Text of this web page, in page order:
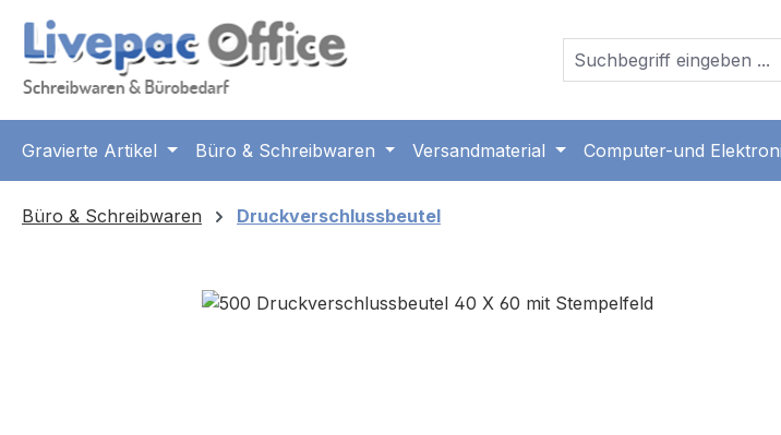
Hauptinhalt springen
Zur Suche springen
Zur Hauptnavigation springen
Gravierte Artikel Büro & Schreibwaren Versandmaterial Computer-und
Büro & Schreibwaren Druckverschlussbeutel
Bildergalerie überspringen